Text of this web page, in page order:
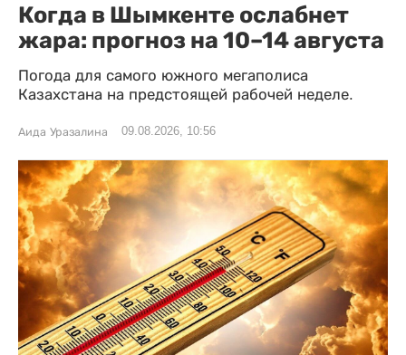
Когда в Шымкенте ослабнет
жара: прогноз на 10–14 августа
Погода для самого южного мегаполиса
Казахстана на предстоящей рабочей неделе.
Аида Уразалина 09.08.2026, 10:56